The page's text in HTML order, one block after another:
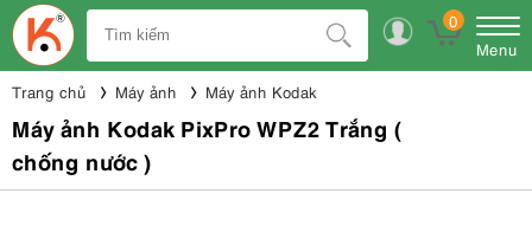
0
Menu
Trang chủ Máy ảnh Máy ảnh Kodak
Máy ảnh Kodak PixPro WPZ2 Trắng (
chống nước )